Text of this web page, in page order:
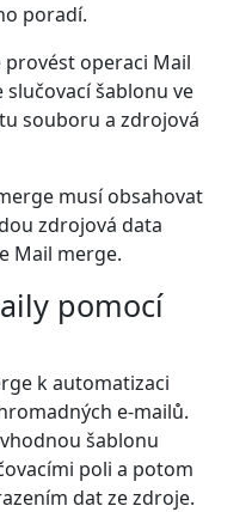
poradí.
provést operaci Mail
slučovací šablonu ve
souboru a zdrojová
musí obsahovat
zdrojová data
Mail merge.
pomocí
k automatizaci
e-mailů.
šablonu
poli a potom
dat ze zdroje.